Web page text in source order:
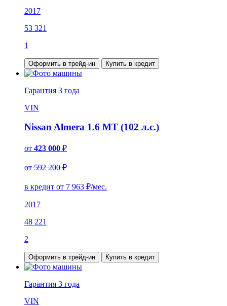
2017
53 321
1
Оформить в трейд-ин Купить в кредит
Гарантия 3 года
VIN
Nissan Almera 1.6 MT (102 л.с.)
от 423 000 ₽
от 592 200 ₽
в кредит от 7 963 ₽/мес.
2017
48 221
2
Оформить в трейд-ин Купить в кредит
Гарантия 3 года
VIN